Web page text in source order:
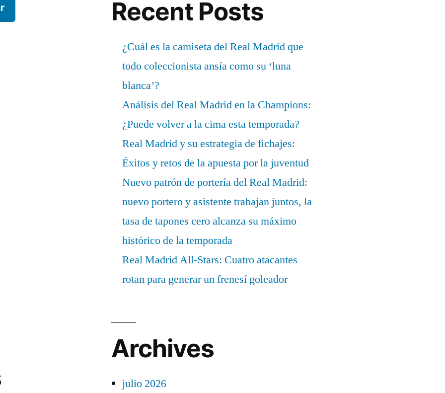
Recent Posts
¿Cuál es la camiseta del Real Madrid que
todo coleccionista ansía como su ‘luna
blanca’?
Análisis del Real Madrid en la Champions:
¿Puede volver a la cima esta temporada?
Real Madrid y su estrategia de fichajes:
Éxitos y retos de la apuesta por la juventud
Nuevo patrón de portería del Real Madrid:
nuevo portero y asistente trabajan juntos, la
tasa de tapones cero alcanza su máximo
histórico de la temporada
Real Madrid All-Stars: Cuatro atacantes
rotan para generar un frenesí goleador
Archives
julio 2026